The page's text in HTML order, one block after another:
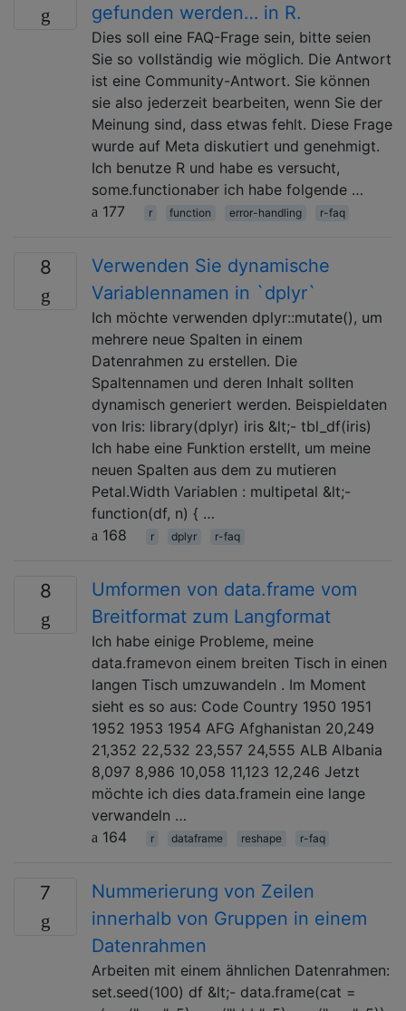
gefunden werden… in R.
Dies soll eine FAQ-Frage sein, bitte seien
Sie so vollständig wie möglich. Die Antwort
ist eine Community-Antwort. Sie können
sie also jederzeit bearbeiten, wenn Sie der
Meinung sind, dass etwas fehlt. Diese Frage
wurde auf Meta diskutiert und genehmigt.
Ich benutze R und habe es versucht,
some.functionaber ich habe folgende …
177
r function error-handling r-faq
8
Verwenden Sie dynamische
Variablennamen in `dplyr`
Ich möchte verwenden dplyr::mutate(), um
mehrere neue Spalten in einem
Datenrahmen zu erstellen. Die
Spaltennamen und deren Inhalt sollten
dynamisch generiert werden. Beispieldaten
von Iris: library(dplyr) iris &lt;- tbl_df(iris)
Ich habe eine Funktion erstellt, um meine
neuen Spalten aus dem zu mutieren
Petal.Width Variablen : multipetal &lt;-
function(df, n) { …
168
r dplyr r-faq
8
Umformen von data.frame vom
Breitformat zum Langformat
Ich habe einige Probleme, meine
data.framevon einem breiten Tisch in einen
langen Tisch umzuwandeln . Im Moment
sieht es so aus: Code Country 1950 1951
1952 1953 1954 AFG Afghanistan 20,249
21,352 22,532 23,557 24,555 ALB Albania
8,097 8,986 10,058 11,123 12,246 Jetzt
möchte ich dies data.framein eine lange
verwandeln …
164
r dataframe reshape r-faq
7
Nummerierung von Zeilen
innerhalb von Gruppen in einem
Datenrahmen
Arbeiten mit einem ähnlichen Datenrahmen:
set.seed(100) df &lt;- data.frame(cat =